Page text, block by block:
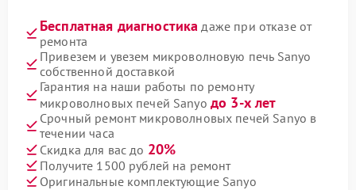
Бесплатная диагностика даже при отказе от
ремонта
Привезем и увезем микроволновую печь Sanyo
собственной доставкой
Гарантия на наши работы по ремонту
микроволновых печей Sanyo до 3-х лет
Срочный ремонт микроволновых печей Sanyo в
течении часа
Скидка для вас до 20%
Получите 1500 рублей на ремонт
Оригинальные комплектующие Sanyo